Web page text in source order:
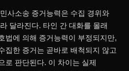
사소송 증거능력은 수집 경위와
달라진다. 타인 간 대화를 몰래
법에 의해 증거능력이 부정되지만,
집한 증거는 곧바로 배척되지 않고
로 판단된다. 이 차이는 실제